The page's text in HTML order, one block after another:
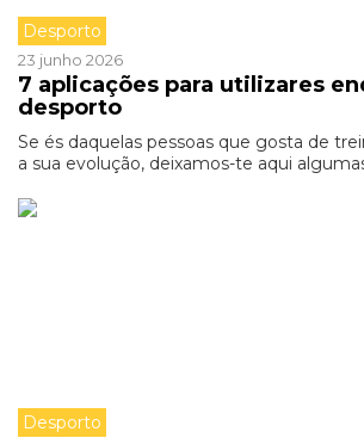
Desporto
23 junho 2026
7 aplicações para utilizares
desporto
Se és daquelas pessoas que gosta de
a sua evolução, deixamos-te aqui
Desporto